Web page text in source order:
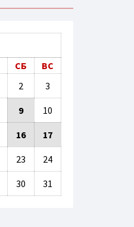
СБ
ВС
2 3
9 10
16 17
23 24
30 31